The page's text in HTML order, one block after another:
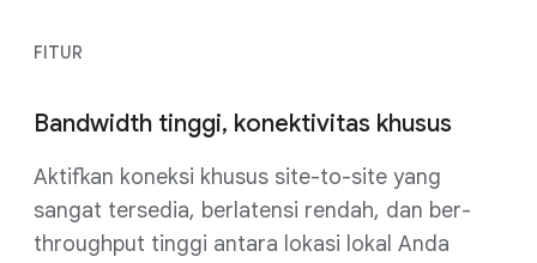
FITUR
Bandwidth tinggi, konektivitas khusus
Aktifkan koneksi khusus site-to-site yang
sangat tersedia, berlatensi rendah, dan ber-
throughput tinggi antara lokasi lokal Anda